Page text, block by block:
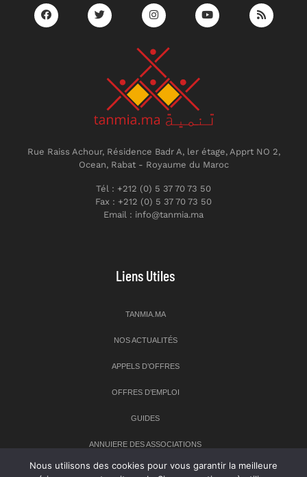
Rue Raiss Achour, Résidence Badr A, ler étage, Apprt NO 2,
Ocean, Rabat - Royaume du Maroc
Tél : +212 (0) 5 37 70 73 50
Fax : +212 (0) 5 37 70 73 50
Email : info@tanmia.ma
Liens Utiles
TANMIA.MA
NOS ACTUALITÉS
APPELS D’OFFRES
OFFRES D’EMPLOI
GUIDES
ANNUIERE DES ASSOCIATIONS
Nous utilisons des cookies pour vous garantir la meilleure